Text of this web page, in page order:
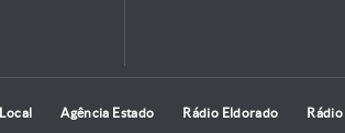
Agência Estado Rádio Eldorado